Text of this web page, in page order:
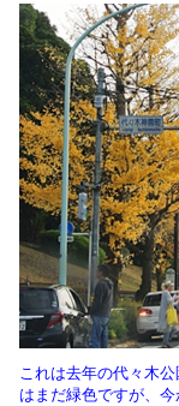
これは去年の代々木
はまだ緑色ですが、